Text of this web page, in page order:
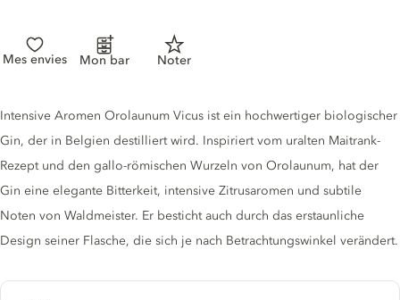
Mes envies Mon bar Noter
Gin description
Intensive Aromen Orolaunum Vicus ist ein hochwertiger biologischer
Gin, der in Belgien destilliert wird. Inspiriert vom uralten Maitrank-
Rezept und den gallo-römischen Wurzeln von Orolaunum, hat der
Gin eine elegante Bitterkeit, intensive Zitrusaromen und subtile
Noten von Waldmeister. Er besticht auch durch das erstaunliche
Design seiner Flasche, die sich je nach Betrachtungswinkel verändert.